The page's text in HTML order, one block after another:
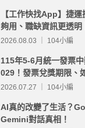
【工作快找App】捷
夠用、職缺資訊更透
2026.08.03 ｜ 104小編
115年5-6月統一發票
029！發票兌獎期限、
2026.07.27 ｜ 104小編
AI真的改變了生活？
Gemini對話真相！